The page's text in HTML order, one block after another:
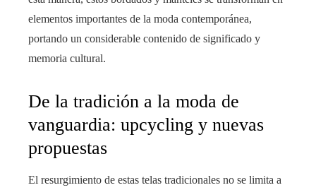
elementos importantes de la moda contemporánea,
portando un considerable contenido de significado y
memoria cultural.
De la tradición a la moda de
vanguardia: upcycling y nuevas
propuestas
El resurgimiento de estas telas tradicionales no se limita a